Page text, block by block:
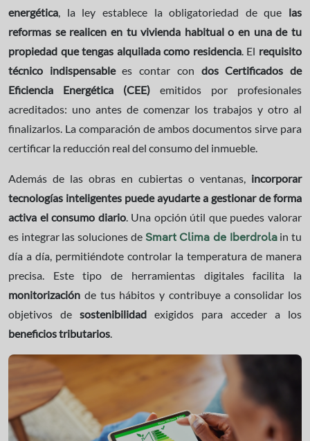
energética, la ley establece la obligatoriedad de que las
reformas se realicen en tu vivienda habitual o en una de tu
propiedad que tengas alquilada como residencia. El requisito
técnico indispensablees contar con dos Certificados de
Eficiencia Energética (CEE) emitidos por profesionales
acreditados: uno antes de comenzar los trabajos y otro al
finalizarlos. La comparación de ambos documentos sirve para
certificar la reducción real del consumo del inmueble.
Además de las obras en cubiertas o ventanas, incorporar
tecnologías inteligentes puede ayudarte a gestionar de forma
activa el consumo diario. Una opción útil que puedes valorar
es integrar las soluciones de Smart Clima de Iberdrolain tu
día a día, permitiéndote controlar la temperatura de manera
precisa. Este tipo de herramientas digitales facilita la
monitorización de tus hábitos y contribuye a consolidar los
objetivos de sostenibilidad exigidos para acceder a los
beneficios tributarios.